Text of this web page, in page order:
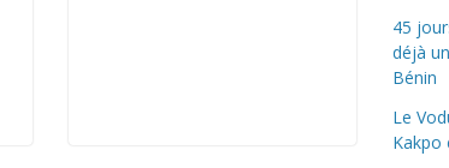
45
déjà
Bénin
Le
Kakpo